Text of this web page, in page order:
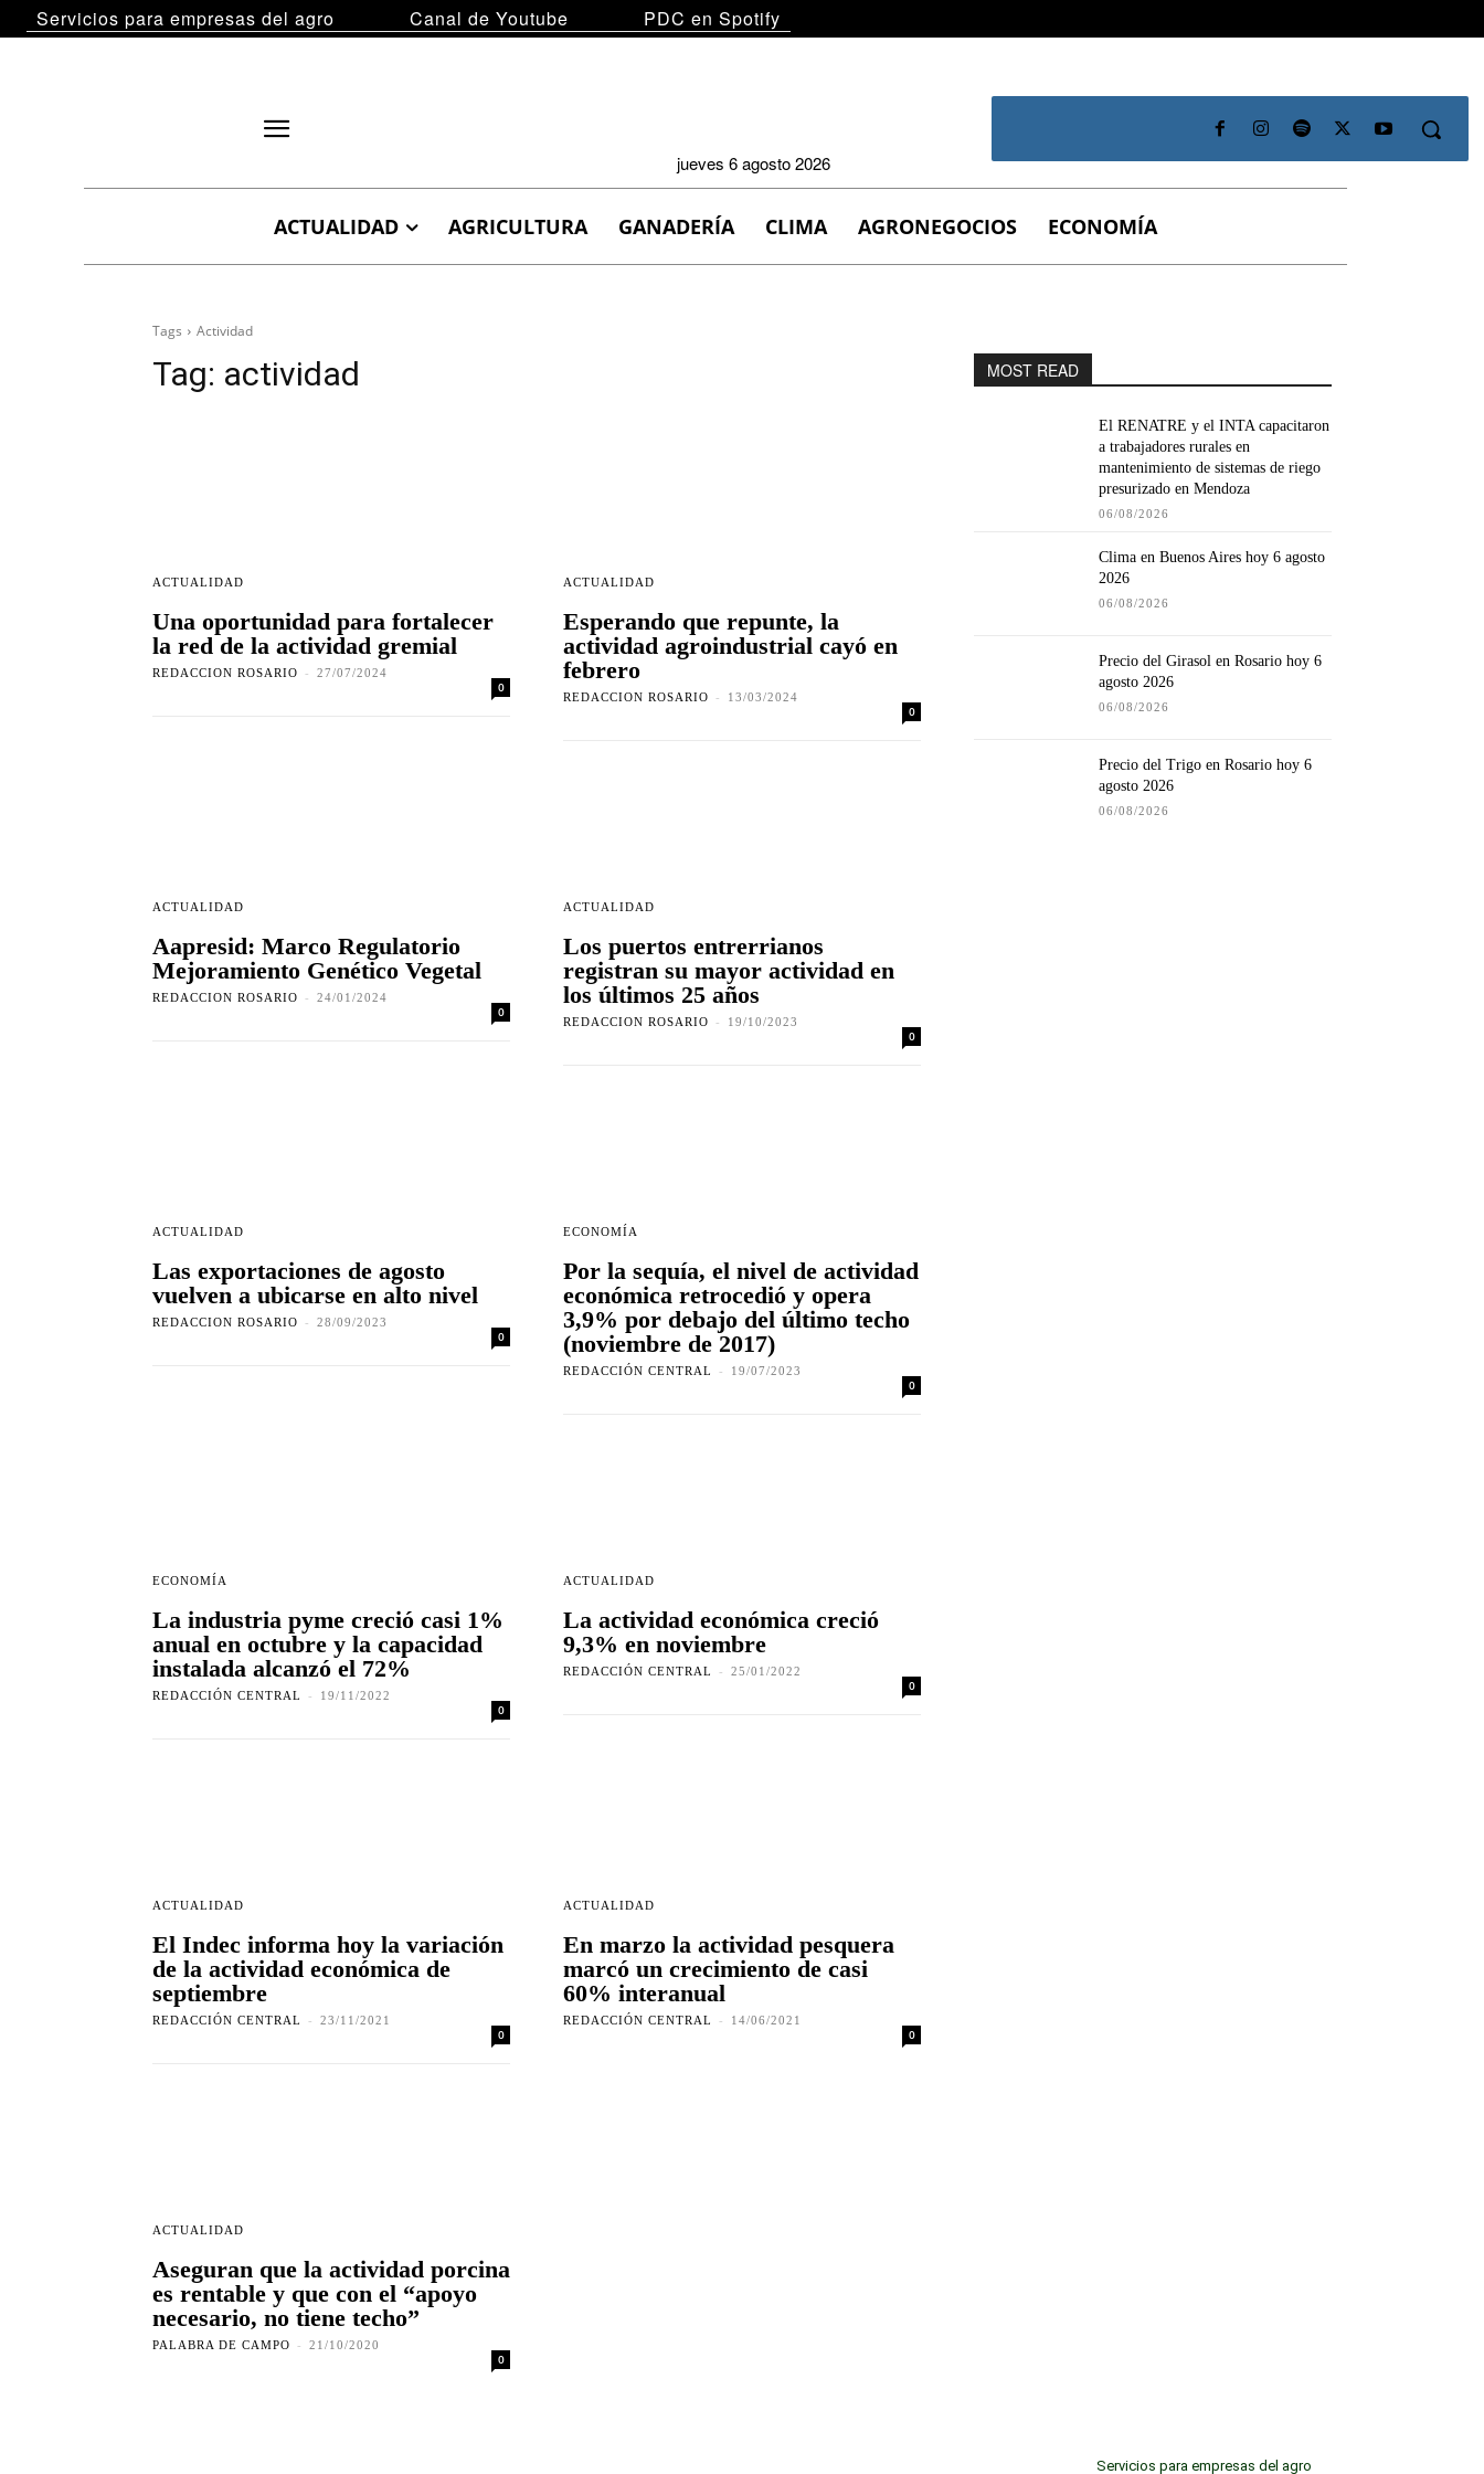
Servicios para empresas del agro Canal de Youtube PDC en Spotify
jueves 6 agosto 2026
ACTUALIDAD AGRICULTURA GANADERÍA CLIMA AGRONEGOCIOS ECONOMÍA
Tags Actividad
Tag: actividad
ACTUALIDAD
Una oportunidad para fortalecer
la red de la actividad gremial
REDACCION ROSARIO - 27/07/2024
0
ACTUALIDAD
Esperando que repunte, la
actividad agroindustrial cayó en
febrero
REDACCION ROSARIO - 13/03/2024
0
ACTUALIDAD
Aapresid: Marco Regulatorio
Mejoramiento Genético Vegetal
REDACCION ROSARIO - 24/01/2024
0
ACTUALIDAD
Los puertos entrerrianos
registran su mayor actividad en
los últimos 25 años
REDACCION ROSARIO - 19/10/2023
0
ACTUALIDAD
Las exportaciones de agosto
vuelven a ubicarse en alto nivel
REDACCION ROSARIO - 28/09/2023
0
ECONOMÍA
Por la sequía, el nivel de actividad
económica retrocedió y opera
3,9% por debajo del último techo
(noviembre de 2017)
REDACCIÓN CENTRAL - 19/07/2023
0
ECONOMÍA
La industria pyme creció casi 1%
anual en octubre y la capacidad
instalada alcanzó el 72%
REDACCIÓN CENTRAL - 19/11/2022
0
ACTUALIDAD
La actividad económica creció
9,3% en noviembre
REDACCIÓN CENTRAL - 25/01/2022
0
ACTUALIDAD
El Indec informa hoy la variación
de la actividad económica de
septiembre
REDACCIÓN CENTRAL - 23/11/2021
0
ACTUALIDAD
En marzo la actividad pesquera
marcó un crecimiento de casi
60% interanual
REDACCIÓN CENTRAL - 14/06/2021
0
ACTUALIDAD
Aseguran que la actividad porcina
es rentable y que con el “apoyo
necesario, no tiene techo”
PALABRA DE CAMPO - 21/10/2020
0
MOST READ
El RENATRE y el INTA capacitaron
a trabajadores rurales en
mantenimiento de sistemas de riego
presurizado en Mendoza
06/08/2026
Clima en Buenos Aires hoy 6 agosto
2026
06/08/2026
Precio del Girasol en Rosario hoy 6
agosto 2026
06/08/2026
Precio del Trigo en Rosario hoy 6
agosto 2026
06/08/2026
Servicios para empresas del agro